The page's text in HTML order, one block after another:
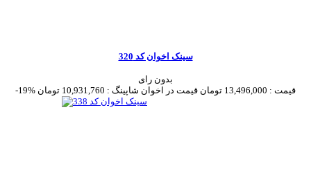
سینک اخوان کد 320
بدون رای
-19%
قیمت : 13,496,000 تومان قیمت در اخوان شاپینگ : 10,931,760 تومان